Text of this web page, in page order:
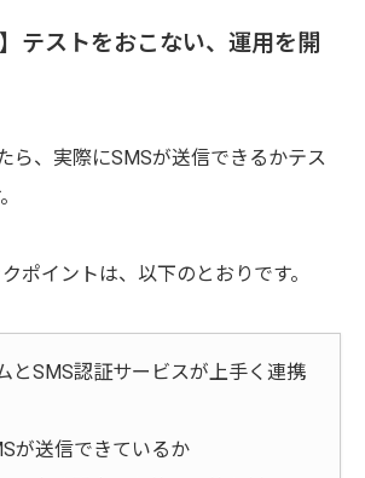
】テストをおこない、運用を開
ら、実際にSMSが送信できるかテス
ポイントは、以下のとおりです。
とSMS認証サービスが上手く連携
が送信できているか